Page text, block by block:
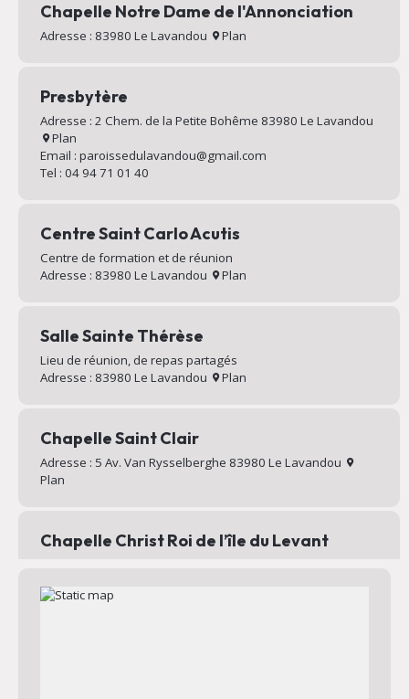
Chapelle Notre Dame de l'Annonciation
Adresse : 83980 Le Lavandou Plan
Presbytère
Adresse : 2 Chem. de la Petite Bohême 83980 Le Lavandou
Plan
Email : paroissedulavandou@gmail.com
Tel : 04 94 71 01 40
Centre Saint Carlo Acutis
Centre de formation et de réunion
Adresse : 83980 Le Lavandou
Plan
Salle Sainte Thérèse
Lieu de réunion, de repas partagés
Adresse : 83980 Le Lavandou
Plan
Chapelle Saint Clair
Adresse : 5 Av. Van Rysselberghe 83980 Le Lavandou
Plan
Chapelle Christ Roi de l’île du Levant